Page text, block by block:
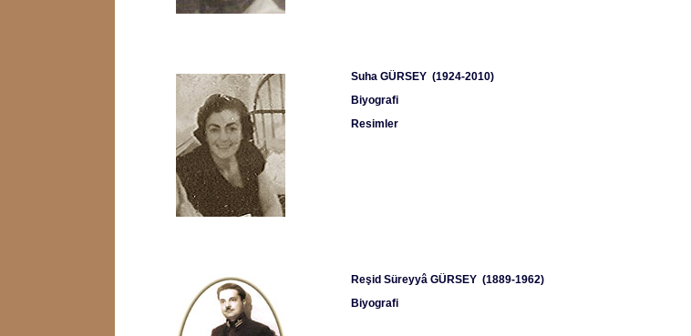
Suha GÜRSEY (1924-2010)
Biyografi
Resimler
Reşid Süreyyâ GÜRSEY (1889-1962)
Biyografi